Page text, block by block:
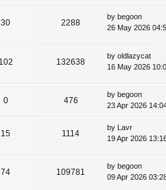
30 2288
by begoon
26 May 2026
102 132638
by oldlazycat
16 May 2026
0 476
by begoon
23 Apr 2026
15 1114
by Lavr
19 Apr 2026
74 109781
by begoon
09 Apr 2026